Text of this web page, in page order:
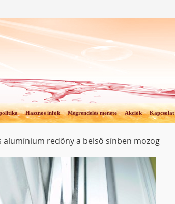
Hasznos infók Megrendelés menete Akciók Kapcsolat
alumínium redőny a belső sínben mozog